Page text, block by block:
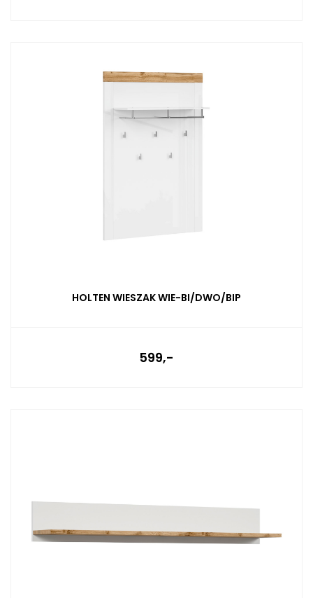
HOLTEN WIESZAK WIE-BI/DWO/BIP
599,-